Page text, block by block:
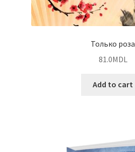
Только роза
81.0MDL
Add to cart